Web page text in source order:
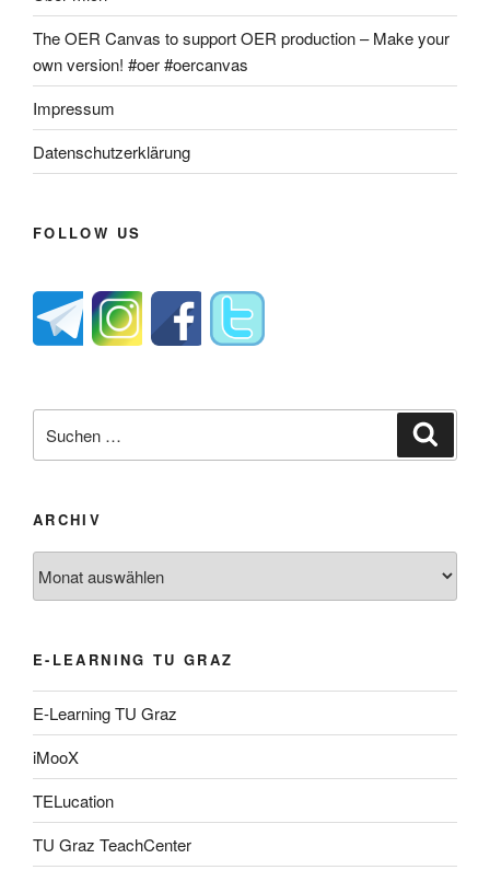
The OER Canvas to support OER production – Make your
own version! #oer #oercanvas
Impressum
Datenschutzerklärung
FOLLOW US
nach:
ARCHIV
E-LEARNING TU GRAZ
E-Learning TU Graz
iMooX
TELucation
TU Graz TeachCenter